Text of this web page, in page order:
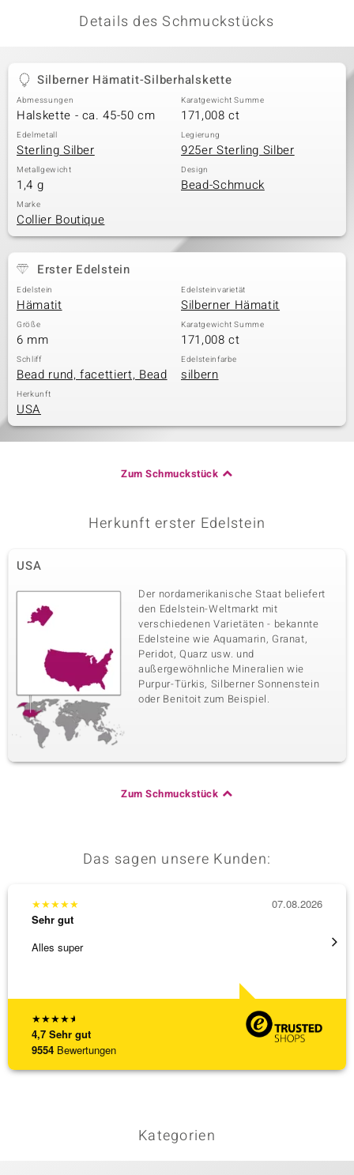
Classics
Details des Schmuckstücks
Silberner Hämatit-Silberhalskette
Abmessungen
Halskette - ca. 45-50 cm
Karatgewicht Summe
171,008 ct
Edelmetall
Sterling Silber
Legierung
925er Sterling Silber
Metallgewicht
1,4 g
Design
Bead-Schmuck
Marke
Collier Boutique
Erster Edelstein
Edelstein
Hämatit
Edelsteinvarietät
Silberner Hämatit
Größe
6 mm
Karatgewicht Summe
171,008 ct
Schliff
Bead rund, facettiert, Bead
Edelsteinfarbe
silbern
Herkunft
USA
Zum Schmuckstück
Herkunft erster Edelstein
USA
Der nordamerikanische Staat beliefert
den Edelstein-Weltmarkt mit
verschiedenen Varietäten - bekannte
Edelsteine wie Aquamarin, Granat,
Peridot, Quarz usw. und
außergewöhnliche Mineralien wie
Purpur-Türkis, Silberner Sonnenstein
oder Benitoit zum Beispiel.
Zum Schmuckstück
Das sagen unsere Kunden:
★★★★★
4,7 Sehr gut
9554 Bewertungen
★★★★★
Sehr gut
Alles super
07.08.2026
Die
Kategorien